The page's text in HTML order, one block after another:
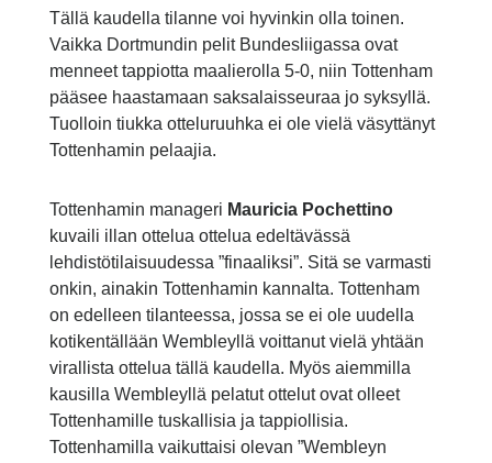
Tällä kaudella tilanne voi hyvinkin olla toinen.
Vaikka Dortmundin pelit Bundesliigassa ovat
menneet tappiotta maalierolla 5-0, niin Tottenham
pääsee haastamaan saksalaisseuraa jo syksyllä.
Tuolloin tiukka otteluruuhka ei ole vielä väsyttänyt
Tottenhamin pelaajia.
Tottenhamin manageri Mauricia Pochettino
kuvaili illan ottelua ottelua edeltävässä
lehdistötilaisuudessa ”finaaliksi”. Sitä se varmasti
onkin, ainakin Tottenhamin kannalta. Tottenham
on edelleen tilanteessa, jossa se ei ole uudella
kotikentällään Wembleyllä voittanut vielä yhtään
virallista ottelua tällä kaudella. Myös aiemmilla
kausilla Wembleyllä pelatut ottelut ovat olleet
Tottenhamille tuskallisia ja tappiollisia.
Tottenhamilla vaikuttaisi olevan ”Wembleyn